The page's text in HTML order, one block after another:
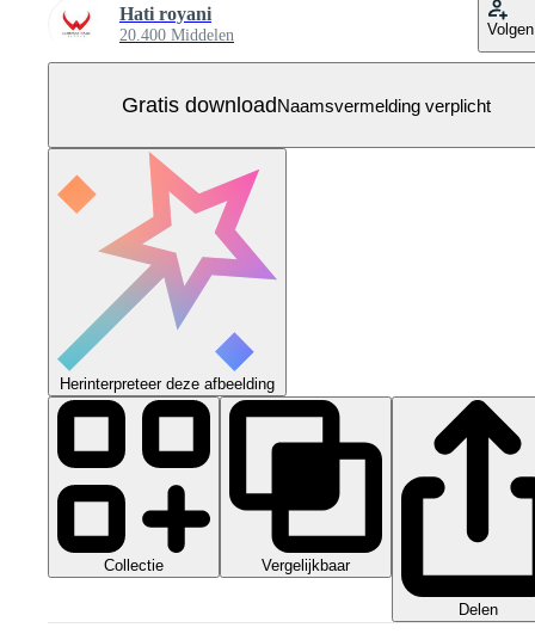
Hati royani
20.400 Middelen Volgen
Gratis downloadNaamsvermelding verplicht
Herinterpreteer deze afbeelding
Collectie Vergelijkbaar
Delen